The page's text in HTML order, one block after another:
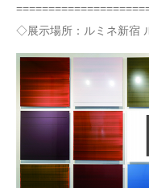
◇展示場所：ルミネ新宿